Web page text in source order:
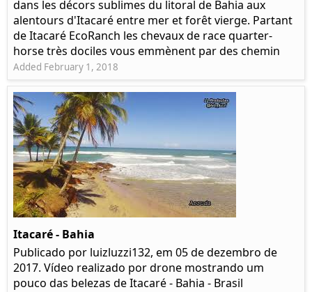
dans les décors sublimes du litoral de Bahia aux
alentours d'Itacaré entre mer et forêt vierge. Partant
de Itacaré EcoRanch les chevaux de race quarter-
horse très dociles vous emmènent par des chemin
Added February 1, 2018
Itacaré - Bahia
Publicado por luizluzzi132, em 05 de dezembro de
2017. Vídeo realizado por drone mostrando um
pouco das belezas de Itacaré - Bahia - Brasil